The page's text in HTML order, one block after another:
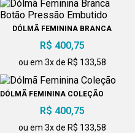
DÓLMÃ FEMININA BRANCA
R$ 400,75
ou em 3x de R$ 133,58
DÓLMÃ FEMININA COLEÇÃO
R$ 400,75
ou em 3x de R$ 133,58